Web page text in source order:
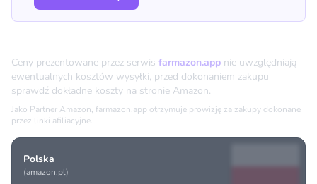
Ceny prezentowane przez serwis farmazon.app nie uwzględniają
ewentualnych kosztów wysyłki, przed dokonaniem zakupu
sprawdź dokładne koszty na stronie Amazon.
Jako Partner Amazon, farmazon.app otrzymuje prowizję za zakupy dokonane
przez linki afiliacyjne.
Polska
(amazon.pl)